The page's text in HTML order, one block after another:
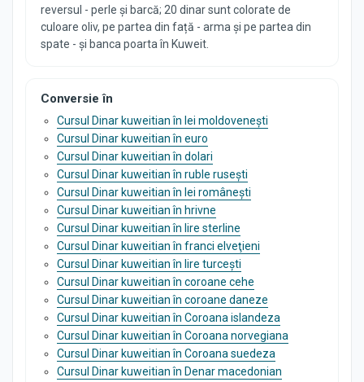
reversul - perle și barcă; 20 dinar sunt colorate de
culoare oliv, pe partea din față - arma și pe partea din
spate - și banca poarta în Kuweit.
Conversie în
Cursul Dinar kuweitian în lei moldovenești
Cursul Dinar kuweitian în euro
Cursul Dinar kuweitian în dolari
Cursul Dinar kuweitian în ruble rusești
Cursul Dinar kuweitian în lei românești
Cursul Dinar kuweitian în hrivne
Cursul Dinar kuweitian în lire sterline
Cursul Dinar kuweitian în franci elveţieni
Cursul Dinar kuweitian în lire turcești
Cursul Dinar kuweitian în coroane cehe
Cursul Dinar kuweitian în coroane daneze
Cursul Dinar kuweitian în Coroana islandeza
Cursul Dinar kuweitian în Coroana norvegiana
Cursul Dinar kuweitian în Coroana suedeza
Cursul Dinar kuweitian în Denar macedonian